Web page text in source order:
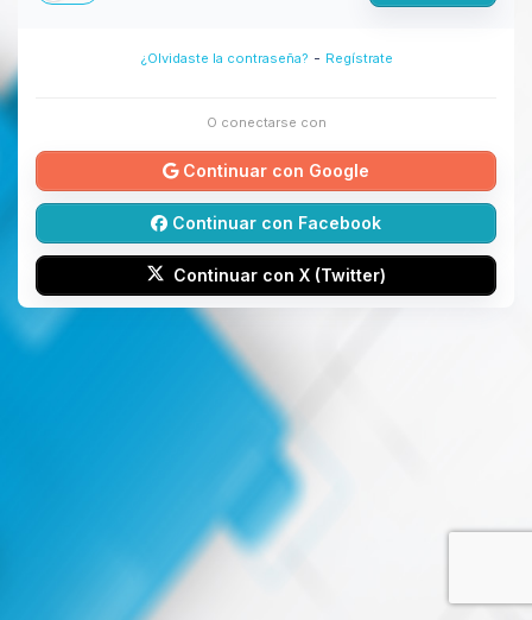
¿Olvidaste la contraseña? - Regístrate
O conectarse con
Continuar con Google
Continuar con Facebook
Continuar con X (Twitter)